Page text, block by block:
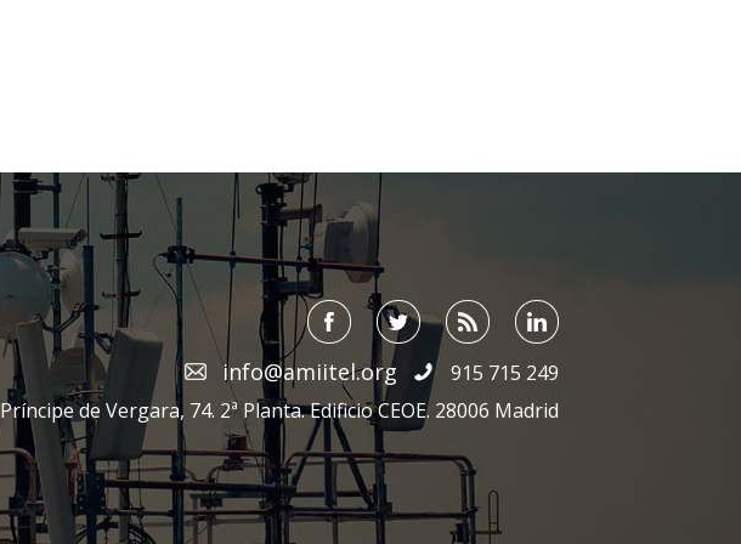
info@amiitel.org
915 715 249
Príncipe de Vergara, 74. 2ª Planta. Edificio CEOE. 28006 Madrid